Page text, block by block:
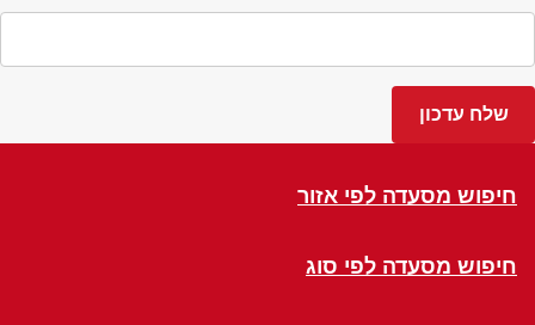
חיפוש מסעדה לפי אזור
חיפוש מסעדה לפי סוג